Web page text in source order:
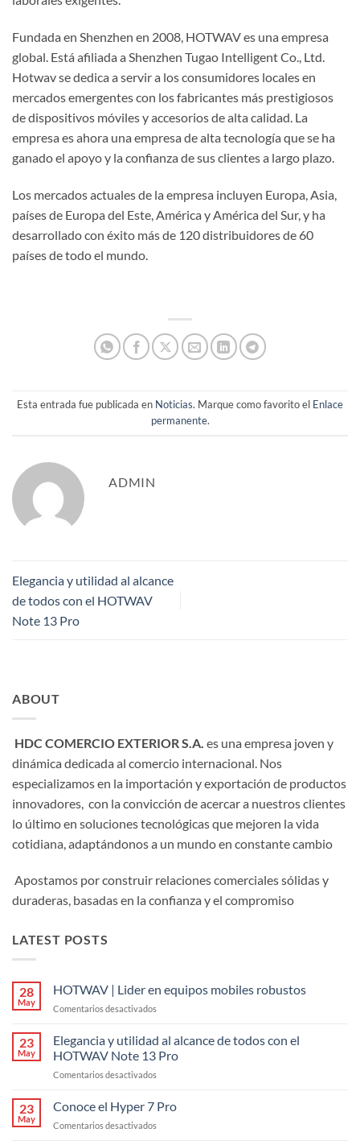
Fundada en Shenzhen en 2008, HOTWAV es una empresa
global. Está afiliada a Shenzhen Tugao Intelligent Co., Ltd.
Hotwav se dedica a servir a los consumidores locales en
mercados emergentes con los fabricantes más prestigiosos
de dispositivos móviles y accesorios de alta calidad. La
empresa es ahora una empresa de alta tecnología que se ha
ganado el apoyo y la confianza de sus clientes a largo plazo.
Los mercados actuales de la empresa incluyen Europa, Asia,
países de Europa del Este, América y América del Sur, y ha
desarrollado con éxito más de 120 distribuidores de 60
países de todo el mundo.
Esta entrada fue publicada en Noticias. Marque como favorito el Enlace
permanente.
ADMIN
Elegancia y utilidad al alcance
de todos con el HOTWAV
Note 13 Pro
ABOUT
HDC COMERCIO EXTERIOR S.A. es una empresa joven y
dinámica dedicada al comercio internacional. Nos
especializamos en la importación y exportación de productos
innovadores, con la convicción de acercar a nuestros clientes
lo último en soluciones tecnológicas que mejoren la vida
cotidiana, adaptándonos a un mundo en constante cambio
Apostamos por construir relaciones comerciales sólidas y
duraderas, basadas en la confianza y el compromiso
LATEST POSTS
28
May
HOTWAV | Lider en equipos mobiles robustos
Comentarios desactivados
|
Lider
en
equipos
robustos
23
May
Elegancia y utilidad al alcance de todos con el
HOTWAV Note 13 Pro
Comentarios desactivados
y
utilidad
al
23
May
Conoce el Hyper 7 Pro
Comentarios desactivados